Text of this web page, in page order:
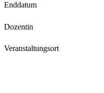
Enddatum
Dozentin
Veranstaltungsort